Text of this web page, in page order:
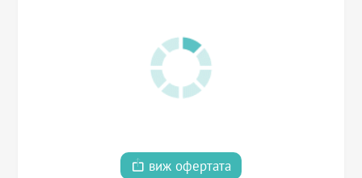
виж офертата